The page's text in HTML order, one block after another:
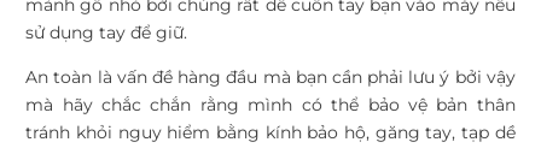
mảnh gỗ nhỏ bởi chúng rất dễ cuốn tay bạn vào máy nếu
sử dụng tay để giữ.
An toàn là vấn đề hàng đầu mà bạn cần phải lưu ý bởi vậy
mà hãy chắc chắn rằng mình có thể bảo vệ bản thân
tránh khỏi nguy hiểm bằng kính bảo hộ, găng tay, tạp dề